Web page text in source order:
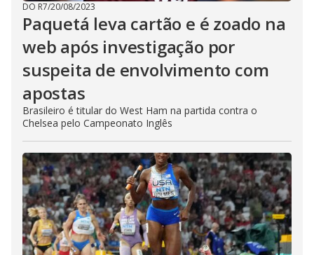
DO R7/20/08/2023
Paquetá leva cartão e é zoado na
web após investigação por
suspeita de envolvimento com
apostas
Brasileiro é titular do West Ham na partida contra o
Chelsea pelo Campeonato Inglês